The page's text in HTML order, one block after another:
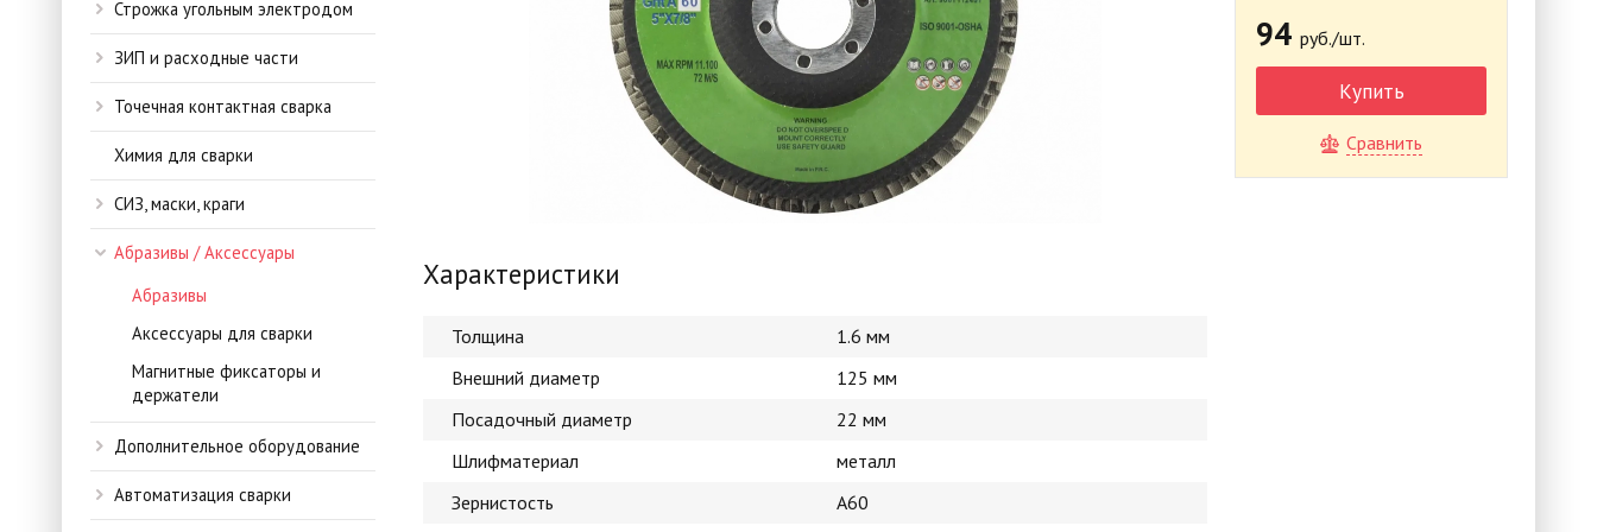
Строжка угольным электродом
ЗИП и расходные части
Точечная контактная сварка
Химия для сварки
СИЗ, маски, краги
Абразивы / Аксессуары
Абразивы
Аксессуары для сварки
Магнитные фиксаторы и
держатели
Дополнительное оборудование
Автоматизация сварки
Характеристики
Толщина
1.6 мм
Внешний диаметр
125 мм
Посадочный диаметр
22 мм
Шлифматериал
металл
Зернистость
A60
94 руб./шт.
Купить
Сравнить